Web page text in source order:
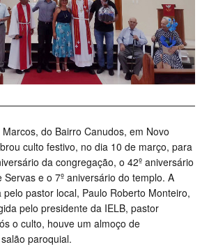
do Bairro Canudos, em Novo
culto festivo, no dia 10 de março, para
da congregação, o 42º aniversário
e o 7º aniversário do templo. A
pelo pastor local, Paulo Roberto Monteiro,
pelo presidente da IELB, pastor
o culto, houve um almoço de
paroquial.